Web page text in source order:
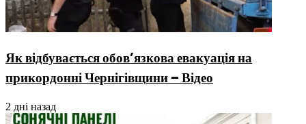
Як відбувається обов’язкова евакуація на
прикордонні Чернігівщини – Відео
2 дні назад